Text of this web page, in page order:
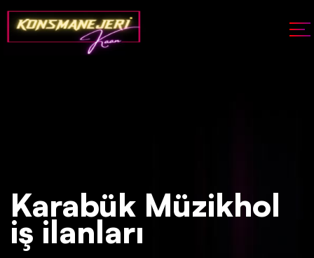
Karabük Müzikhol
iş ilanları